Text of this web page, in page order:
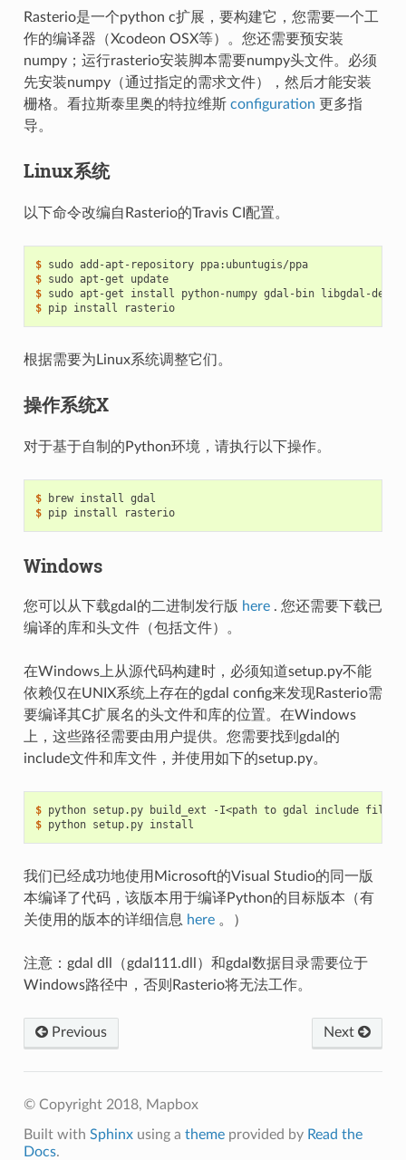
Rasterio是一个python c扩展，要构建它，您需要一个工
作的编译器（Xcodeon OSX等）。您还需要预安装
numpy；运行rasterio安装脚本需要numpy头文件。必须
先安装numpy（通过指定的需求文件），然后才能安装
栅格。看拉斯泰里奥的特拉维斯 configuration 更多指
导。
Linux系统
以下命令改编自Rasterio的Travis CI配置。
$
sudo add-apt-repository ppa:ubuntugis/ppa
$
sudo apt-get update
$
$
pip install rasterio
根据需要为Linux系统调整它们。
操作系统X
对于基于自制的Python环境，请执行以下操作。
$
$
pip install rasterio
Windows
您可以从下载gdal的二进制发行版 here. 您还需要下载已
编译的库和头文件（包括文件）。
在Windows上从源代码构建时，必须知道setup.py不能
依赖仅在UNIX系统上存在的gdal config来发现Rasterio需
要编译其C扩展名的头文件和库的位置。在Windows
上，这些路径需要由用户提供。您需要找到gdal的
include文件和库文件，并使用如下的setup.py。
$
$
我们已经成功地使用Microsoft的Visual Studio的同一版
本编译了代码，该版本用于编译Python的目标版本（有
关使用的版本的详细信息 here。）
注意：gdal dll（gdal111.dll）和gdal数据目录需要位于
Windows路径中，否则Rasterio将无法工作。
Next
Previous
© Copyright 2018, Mapbox
Built with Sphinxusing a themeprovided by Read the
Docs.